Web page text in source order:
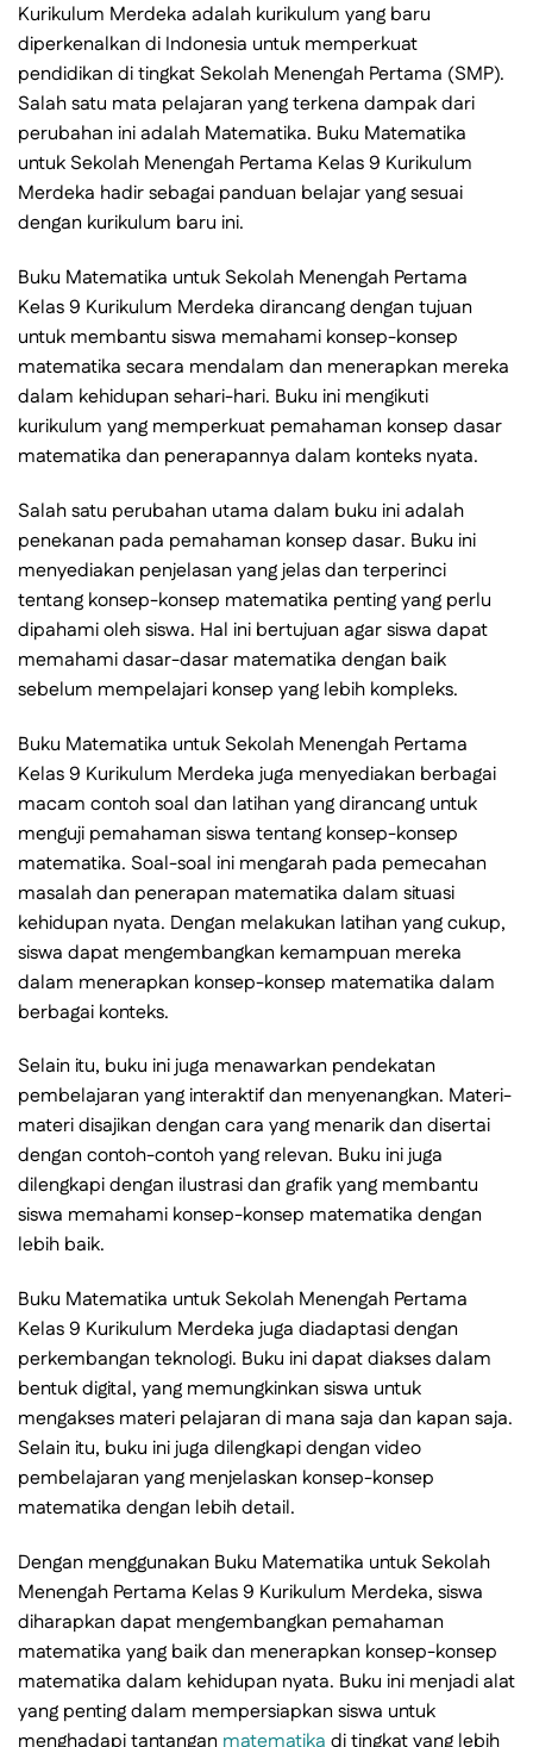
Kurikulum Merdeka adalah kurikulum yang baru
diperkenalkan di Indonesia untuk memperkuat
pendidikan di tingkat Sekolah Menengah Pertama (SMP).
Salah satu mata pelajaran yang terkena dampak dari
perubahan ini adalah Matematika. Buku Matematika
untuk Sekolah Menengah Pertama Kelas 9 Kurikulum
Merdeka hadir sebagai panduan belajar yang sesuai
dengan kurikulum baru ini.
Buku Matematika untuk Sekolah Menengah Pertama
Kelas 9 Kurikulum Merdeka dirancang dengan tujuan
untuk membantu siswa memahami konsep-konsep
matematika secara mendalam dan menerapkan mereka
dalam kehidupan sehari-hari. Buku ini mengikuti
kurikulum yang memperkuat pemahaman konsep dasar
matematika dan penerapannya dalam konteks nyata.
Salah satu perubahan utama dalam buku ini adalah
penekanan pada pemahaman konsep dasar. Buku ini
menyediakan penjelasan yang jelas dan terperinci
tentang konsep-konsep matematika penting yang perlu
dipahami oleh siswa. Hal ini bertujuan agar siswa dapat
memahami dasar-dasar matematika dengan baik
sebelum mempelajari konsep yang lebih kompleks.
Buku Matematika untuk Sekolah Menengah Pertama
Kelas 9 Kurikulum Merdeka juga menyediakan berbagai
macam contoh soal dan latihan yang dirancang untuk
menguji pemahaman siswa tentang konsep-konsep
matematika. Soal-soal ini mengarah pada pemecahan
masalah dan penerapan matematika dalam situasi
kehidupan nyata. Dengan melakukan latihan yang cukup,
siswa dapat mengembangkan kemampuan mereka
dalam menerapkan konsep-konsep matematika dalam
berbagai konteks.
Selain itu, buku ini juga menawarkan pendekatan
pembelajaran yang interaktif dan menyenangkan. Materi-
materi disajikan dengan cara yang menarik dan disertai
dengan contoh-contoh yang relevan. Buku ini juga
dilengkapi dengan ilustrasi dan grafik yang membantu
siswa memahami konsep-konsep matematika dengan
lebih baik.
Buku Matematika untuk Sekolah Menengah Pertama
Kelas 9 Kurikulum Merdeka juga diadaptasi dengan
perkembangan teknologi. Buku ini dapat diakses dalam
bentuk digital, yang memungkinkan siswa untuk
mengakses materi pelajaran di mana saja dan kapan saja.
Selain itu, buku ini juga dilengkapi dengan video
pembelajaran yang menjelaskan konsep-konsep
matematika dengan lebih detail.
Dengan menggunakan Buku Matematika untuk Sekolah
Menengah Pertama Kelas 9 Kurikulum Merdeka, siswa
diharapkan dapat mengembangkan pemahaman
matematika yang baik dan menerapkan konsep-konsep
matematika dalam kehidupan nyata. Buku ini menjadi alat
yang penting dalam mempersiapkan siswa untuk